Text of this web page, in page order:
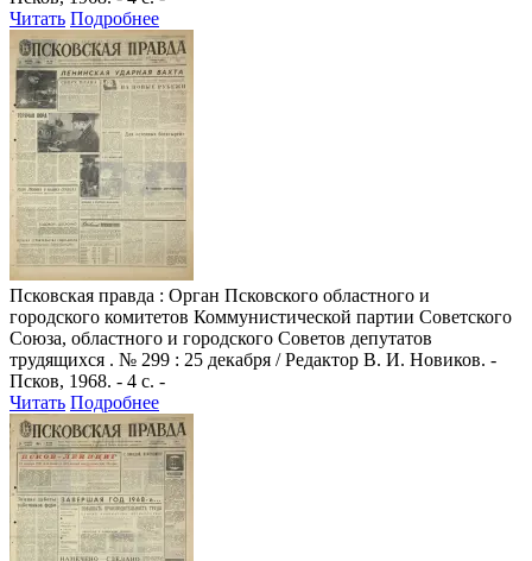
Читать Подробнее
Псковская правда : Орган Псковского областного и
городского комитетов Коммунистической партии Советского
Союза, областного и городского Советов депутатов
трудящихся . № 299 : 25 декабря / Редактор В. И. Новиков. -
Псков, 1968. - 4 с. -
Читать Подробнее